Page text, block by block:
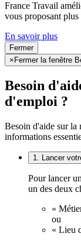
France Travail
vous proposant
En savoir plus
Fermer
× Fermer la fenêtre
Besoin
d'emploi ?
Besoin d'aide sur la
informations
1. Lancer
Pour lancer
un des deux
«
ou
« Lieu